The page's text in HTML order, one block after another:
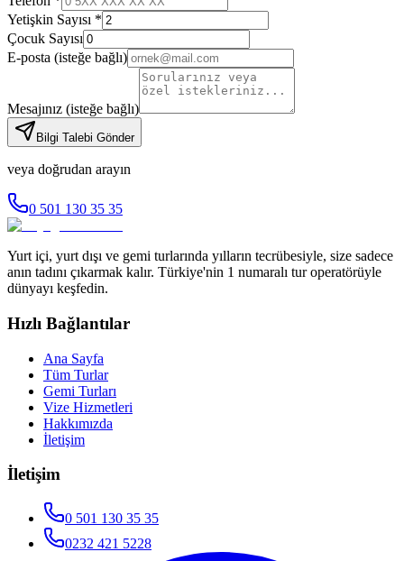
Yetişkin Sayısı *
Çocuk Sayısı
E-posta (isteğe bağlı)
Mesajınız (isteğe bağlı)
Bilgi Talebi Gönder
veya doğrudan arayın
0 501 130 35 35
Yurt içi, yurt dışı ve gemi turlarında yılların tecrübesiyle, size sadece
anın tadını çıkarmak kalır. Türkiye'nin 1 numaralı tur operatörüyle
dünyayı keşfedin.
Hızlı Bağlantılar
Ana Sayfa
Tüm Turlar
Gemi Turları
Vize Hizmetleri
Hakkımızda
İletişim
İletişim
0 501 130 35 35
0232 421 5228